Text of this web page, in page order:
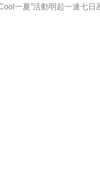
一夏”活動明起一連七日